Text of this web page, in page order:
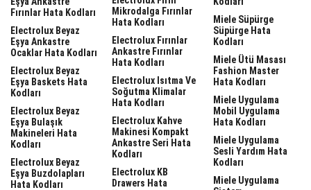
Fırınlar Hata Kodları
Electrolux Beyaz
Eşya Ankastre
Ocaklar Hata Kodları
Electrolux Beyaz
Eşya Baskets Hata
Kodları
Electrolux Beyaz
Eşya Bulaşık
Makineleri Hata
Kodları
Electrolux Beyaz
Eşya Buzdolapları
Hata Kodları
Mikrodalga Fırınlar
Hata Kodları
Electrolux Fırınlar
Ankastre Fırınlar
Hata Kodları
Electrolux Isıtma Ve
Soğutma Klimalar
Hata Kodları
Electrolux Kahve
Makinesi Kompakt
Ankastre Seri Hata
Kodları
Electrolux KB
Drawers Hata
Miele Süpürge
Süpürge Hata
Kodları
Miele Ütü Masası
Fashion Master
Hata Kodları
Miele Uygulama
Mobil Uygulama
Hata Kodları
Miele Uygulama
Sesli Yardım Hata
Kodları
Miele Uygulama